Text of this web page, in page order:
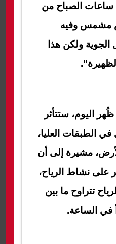
الصباح من
مشمس وفيه
الجوية ولكن هذا
اليوم، ستتأثر
الطبقات العليا،
مشيرة إلى أن
على نشاط الرياح،
تتراوح ما بين